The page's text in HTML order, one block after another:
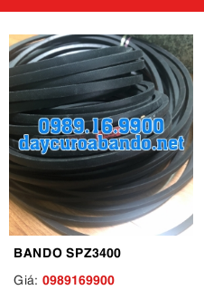
BANDO SPZ3400
Giá: 0989169900